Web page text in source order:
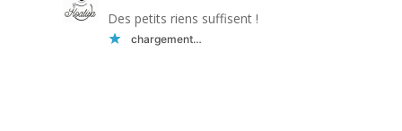
Des petits riens suffisent !
chargement…